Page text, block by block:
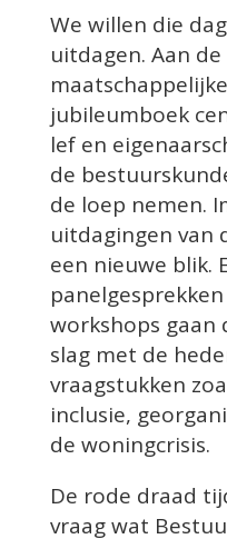
We willen die
uitdagen. Aan
jubileumboek
lef en
de
de loep nemen.
uitdagingen van
een nieuwe blik.
workshops gaan
slag met de
vraagstukken
inclusie,
de woningcrisis.
De rode draad
vraag wat